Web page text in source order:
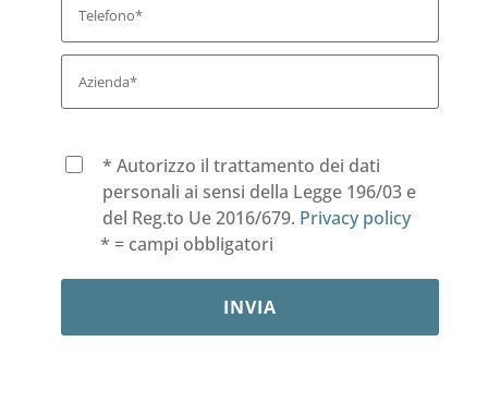
* Autorizzo il trattamento dei dati
personali ai sensi della Legge 196/03 e
del Reg.to Ue 2016/679. Privacy policy
* = campi obbligatori